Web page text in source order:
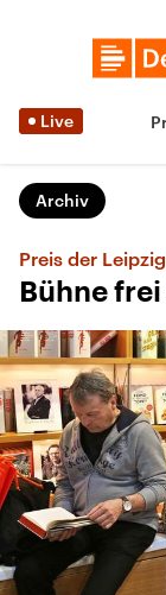
Live
Archiv
Preis der
Bühne